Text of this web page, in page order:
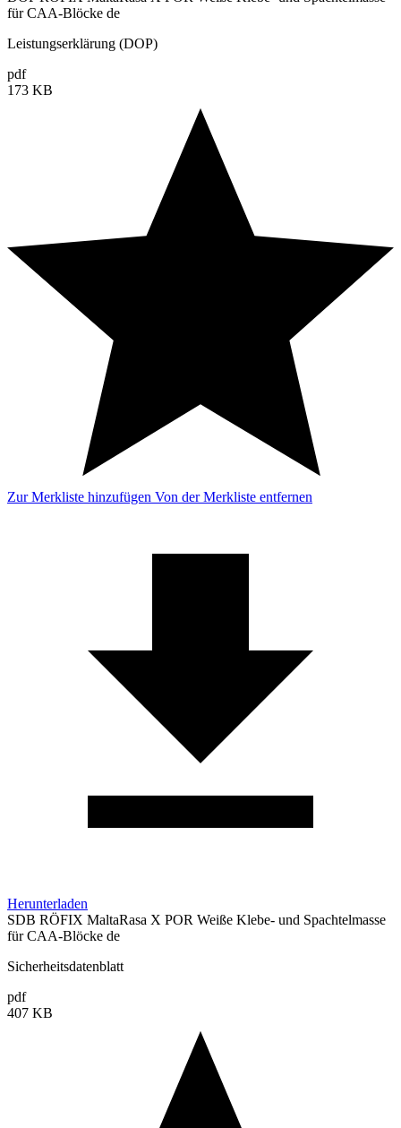
für CAA-Blöcke de
Leistungserklärung (DOP)
pdf
173 KB
Zur Merkliste hinzufügen Von der Merkliste entfernen
Herunterladen
SDB RÖFIX MaltaRasa X POR Weiße Klebe- und Spachtelmasse
für CAA-Blöcke de
Sicherheitsdatenblatt
pdf
407 KB